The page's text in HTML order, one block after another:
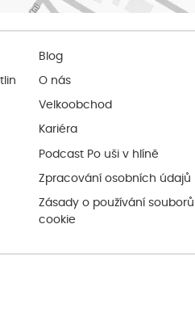
Blog
O nás
Velkoobchod
Kariéra
Podcast Po uši v hlíně
Zpracování osobních údajů
Zásady o používání souborů
cookie